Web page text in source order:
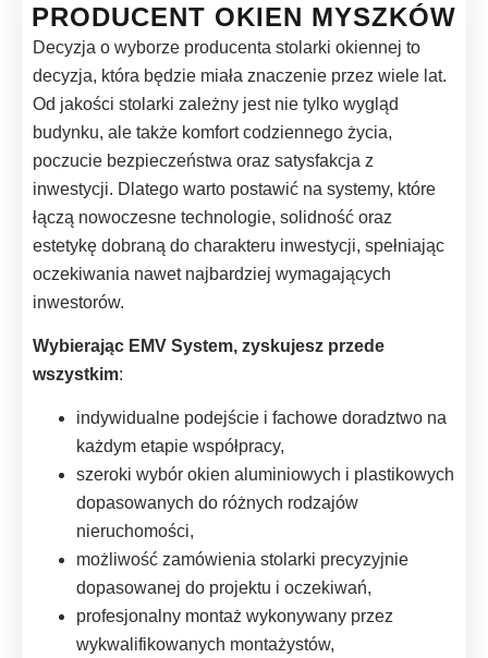
PRODUCENT OKIEN MYSZKÓW
Decyzja o wyborze producenta stolarki okiennej to
decyzja, która będzie miała znaczenie przez wiele lat.
Od jakości stolarki zależny jest nie tylko wygląd
budynku, ale także komfort codziennego życia,
poczucie bezpieczeństwa oraz satysfakcja z
inwestycji. Dlatego warto postawić na systemy, które
łączą nowoczesne technologie, solidność oraz
estetykę dobraną do charakteru inwestycji, spełniając
oczekiwania nawet najbardziej wymagających
inwestorów.
Wybierając EMV System, zyskujesz przede
wszystkim:
indywidualne podejście i fachowe doradztwo na
każdym etapie współpracy,
szeroki wybór okien aluminiowych i plastikowych
dopasowanych do różnych rodzajów
nieruchomości,
możliwość zamówienia stolarki precyzyjnie
dopasowanej do projektu i oczekiwań,
profesjonalny montaż wykonywany przez
wykwalifikowanych montażystów,